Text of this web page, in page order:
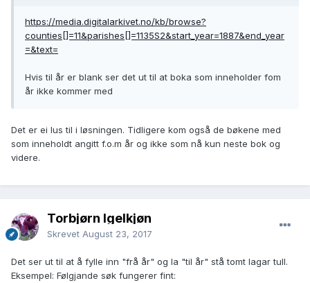
https://media.digitalarkivet.no/kb/browse?
counties[]=11&parishes[]=1135S2&start_year=1887&end_year
=&text=
Hvis til år er blank ser det ut til at boka som inneholder fom
år ikke kommer med
Det er ei lus til i løsningen. Tidligere kom også de bøkene med
som inneholdt angitt f.o.m år og ikke som nå kun neste bok og
videre.
Torbjørn Igelkjøn
Skrevet August 23, 2017
Det ser ut til at å fylle inn "frå år" og la "til år" stå tomt lagar tull.
Eksempel: Følgjande søk fungerer fint: